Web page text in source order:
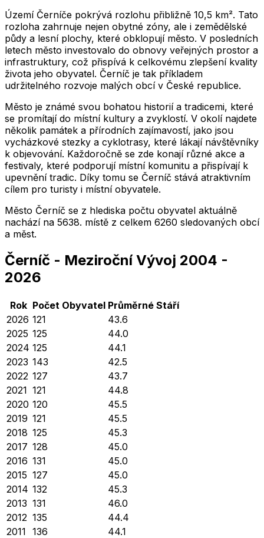
Území Černíče pokrývá rozlohu přibližně 10,5 km². Tato
rozloha zahrnuje nejen obytné zóny, ale i zemědělské
půdy a lesní plochy, které obklopují město. V posledních
letech město investovalo do obnovy veřejných prostor a
infrastruktury, což přispívá k celkovému zlepšení kvality
života jeho obyvatel. Černíč je tak příkladem
udržitelného rozvoje malých obcí v České republice.
Město je známé svou bohatou historií a tradicemi, které
se promítají do místní kultury a zvyklostí. V okolí najdete
několik památek a přírodních zajímavostí, jako jsou
vycházkové stezky a cyklotrasy, které lákají návštěvníky
k objevování. Každoročně se zde konají různé akce a
festivaly, které podporují místní komunitu a přispívají k
upevnění tradic. Díky tomu se Černíč stává atraktivním
cílem pro turisty i místní obyvatele.
Město Černíč se z hlediska počtu obyvatel aktuálně
nachází na 5638. místě z celkem 6260 sledovaných obcí
a měst.
Černíč - Meziroční Vývoj 2004 -
2026
Rok Počet Obyvatel Průměrné Stáří
2026 121
43.6
2025 125
44.0
2024 125
44.1
2023 143
42.5
2022 127
43.7
2021 121
44.8
2020 120
45.5
2019 121
45.5
2018 125
45.3
2017 128
45.0
2016 131
45.0
2015 127
45.0
2014 132
45.3
2013 131
46.0
2012 135
44.4
2011 136 44.1